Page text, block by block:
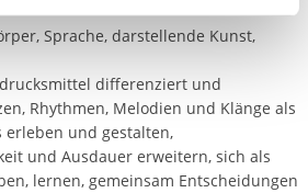
gewünschten Website-
Cookies setzen wir aufgrund
und daher unabhängig von einer
Sprache, darstellende Kunst,
differenziert und
Rhythmen, Melodien und Klänge als
erleben und gestalten,
und Ausdauer erweitern, sich als
lernen, gemeinsam Entscheidungen